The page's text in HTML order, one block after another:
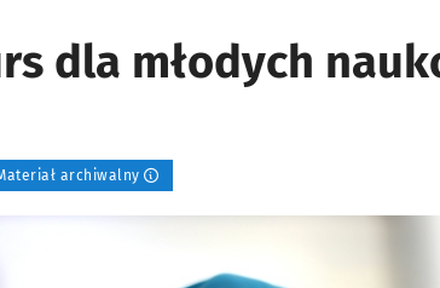
dla młodych
archiwalny